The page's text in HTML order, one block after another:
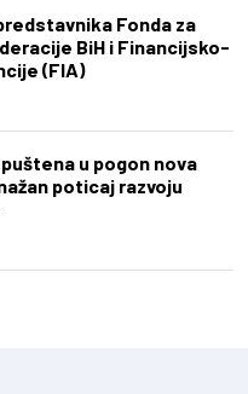
Fonda za
BiH i Financijsko-
(FIA)
u pogon nova
poticaj razvoju